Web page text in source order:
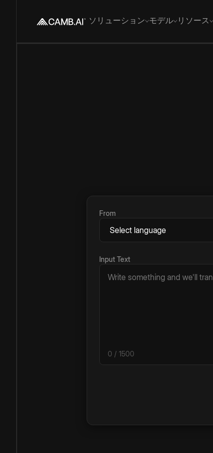
ソリューション モデル リソース
From
Input Text
0 / 1500